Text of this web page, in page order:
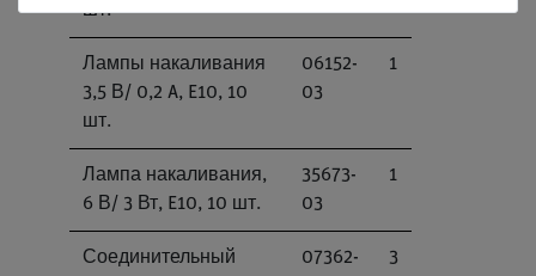
шт.
Лампы накаливания
3,5 В/ 0,2 A, E10, 10
шт.
06152-
03
1
Лампа накаливания,
6 В/ 3 Вт, E10, 10 шт.
35673-
03
1
Соединительный
07362-
3